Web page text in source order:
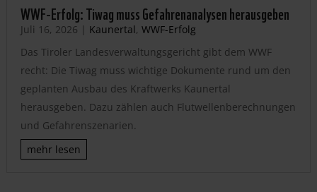
WWF-Erfolg: Tiwag muss Gefahrenanalysen herausgeben
Juli 16, 2026 | Kaunertal, WWF-Erfolg
Das Tiroler Landesverwaltungsgericht gibt dem WWF
recht: Die Tiwag muss wichtige Dokumente rund um den
geplanten Ausbau des Kraftwerks Kaunertal
herausgeben. Dazu zählen auch Flutwellenberechnungen
und Gefahrenszenarien.
mehr lesen